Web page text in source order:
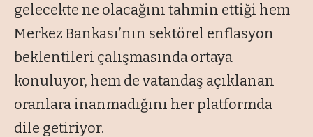
gelecekte ne olacağını tahmin ettiği hem
Merkez Bankası’nın sektörel enflasyon
beklentileri çalışmasında ortaya
konuluyor, hem de vatandaş açıklanan
oranlara inanmadığını her platformda
dile getiriyor.